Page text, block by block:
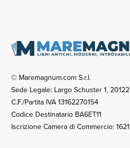
© Maremagnum.com S.r.l.
Sede Legale: Largo Schuster 1,
C.F./Partita IVA 13162270154
Codice Destinatario BA6ET11
Iscrizione Camera di Commercio: